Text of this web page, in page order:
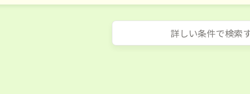
詳しい条件で検索